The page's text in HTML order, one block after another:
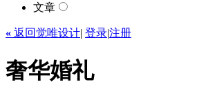
文章
« 返回觉唯设计| 登录|注册
奢华婚礼